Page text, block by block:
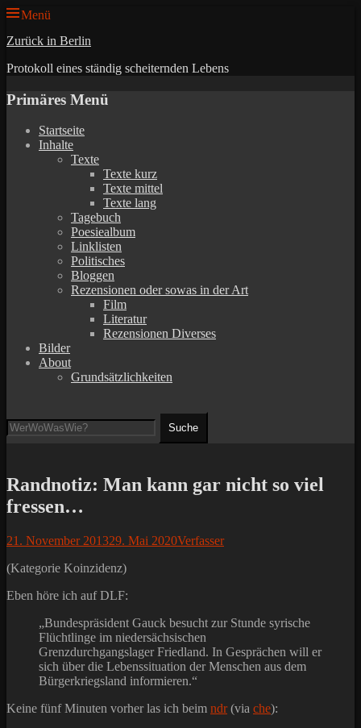
Menü
Zurück in Berlin
Protokoll eines ständig scheiternden Lebens
Primäres Menü
Zum
Inhalt
Startseite
Inhalte
Texte
Texte kurz
Texte mittel
Texte lang
Tagebuch
Poesiealbum
Linklisten
Politisches
Bloggen
Rezensionen oder sowas in der Art
Film
Literatur
Rezensionen Diverses
Bilder
About
Grundsätzlichkeiten
Suche
nach:
Randnotiz: Man kann gar nicht so viel
fressen…
Posted
21. November 201329. Mai 2020Autor
Verfasser
(Kategorie Koinzidenz)
Eben höre ich auf DLF:
„Bundespräsident Gauck besucht zur Stunde syrische
Flüchtlinge im niedersächsischen
Grenzdurchgangslager Friedland. In Gesprächen will er
sich über die Lebenssituation der Menschen aus dem
Bürgerkriegsland informieren.“
Keine fünf Minuten vorher las ich beim ndr(via che):